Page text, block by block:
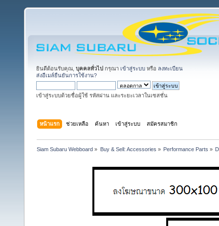
ยินดีต้อนรับคุณ, บุคคลทั่วไป กรุณา เข้าสู่ระบบ หรือ ลงทะเบียน
ส่งอีเมล์ยืนยันการใช้งาน?
เข้าสู่ระบบด้วยชื่อผู้ใช้ รหัสผ่าน และระยะเวลาในเซสชั่น
หน้าแรก ช่วยเหลือ ค้นหา เข้าสู่ระบบ สมัครสมาชิก
Siam Subaru Webboard » Buy & Sell: Accessories » Performance Parts »